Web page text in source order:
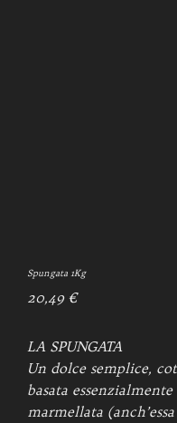
Spungata 1Kg
20,49 €
LA SPUNGATA
Un dolce semplice,
basata
marmellata